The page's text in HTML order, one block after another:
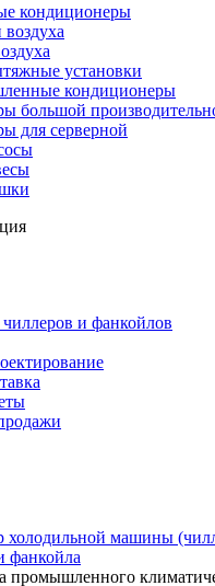
кондиционеры
установки
кондиционеры
большой
для серверной
чиллеров и фанкойлов
промышленного